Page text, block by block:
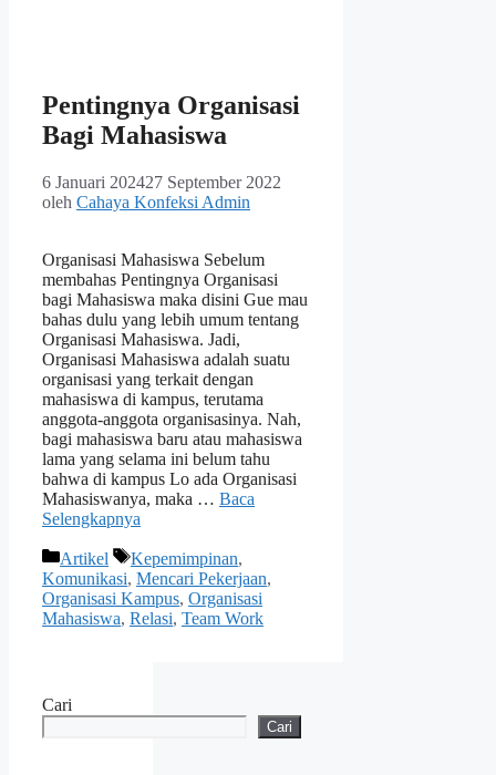
Pentingnya Organisasi
Bagi Mahasiswa
6 Januari 202427 September 2022
oleh Cahaya Konfeksi Admin
Organisasi Mahasiswa Sebelum
membahas Pentingnya Organisasi
bagi Mahasiswa maka disini Gue mau
bahas dulu yang lebih umum tentang
Organisasi Mahasiswa. Jadi,
Organisasi Mahasiswa adalah suatu
organisasi yang terkait dengan
mahasiswa di kampus, terutama
anggota-anggota organisasinya. Nah,
bagi mahasiswa baru atau mahasiswa
lama yang selama ini belum tahu
bahwa di kampus Lo ada Organisasi
Mahasiswanya, maka … Baca
Selengkapnya
Kategori
Artikel Tag
Kepemimpinan,
Komunikasi, Mencari Pekerjaan,
Organisasi Kampus, Organisasi
Mahasiswa, Relasi, Team Work
Cari
Cari